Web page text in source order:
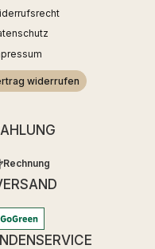
widerrufen
Rechnung